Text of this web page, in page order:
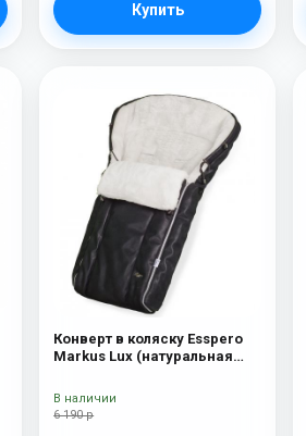
Купить
Конверт в коляску Esspero
Markus Lux (натуральная
6 190 р
В наличии